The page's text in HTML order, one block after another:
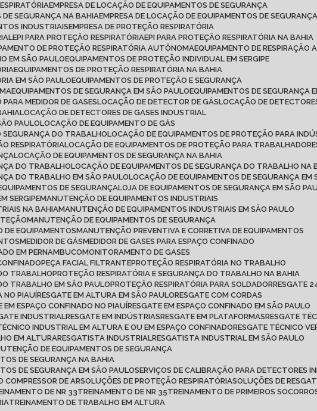
EMPRESA DE LOCAÇÃO DE EQUIPAMENTOS DE SEGURANÇA
DE SEGURANÇA NA BAHIA EMPRESA DE LOCAÇÃO DE EQUIPAMENTOS DE
INDUSTRIAIS EMPRESA DE PROTEÇÃO RESPIRATÓRIA
EPI PARA PROTEÇÃO RESPIRATÓRIA EPI PARA PROTEÇÃO RESPIRATÓRIA NA BAHIA
DE PROTEÇÃO RESPIRATÓRIA AUTÔNOMA EQUIPAMENTO DE RESPIRAÇÃO
EM SÃO PAULO EQUIPAMENTOS DE PROTEÇÃO INDIVIDUAL EM SERGIPE
EQUIPAMENTOS DE PROTEÇÃO RESPIRATÓRIA NA BAHIA
EM SÃO PAULO EQUIPAMENTOS DE PROTEÇÃO E SEGURANÇA
EQUIPAMENTOS DE SEGURANÇA EM SÃO PAULO EQUIPAMENTOS DE SEGURANÇA
PARA MEDIDOR DE GASES LOCAÇÃO DE DETECTOR DE GÁS LOCAÇÃO DE
LOCAÇÃO DE DETECTORES DE GASES INDUSTRIAL
PAULO LOCAÇÃO DE EQUIPAMENTO DE GÁS
SEGURANÇA DO TRABALHO LOCAÇÃO DE EQUIPAMENTOS DE PROTEÇÃO PARA
RESPIRATÓRIA LOCAÇÃO DE EQUIPAMENTOS DE PROTEÇÃO PARA
LOCAÇÃO DE EQUIPAMENTOS DE SEGURANÇA NA BAHIA
DO TRABALHO LOCAÇÃO DE EQUIPAMENTOS DE SEGURANÇA DO TRABALHO NA
DO TRABALHO EM SÃO PAULO LOCAÇÃO DE EQUIPAMENTOS DE SEGURANÇA EM
DE SEGURANÇA LOJA DE EQUIPAMENTOS DE SEGURANÇA EM SÃO
SERGIPE
MANUTENÇÃO DE EQUIPAMENTOS INDUSTRIAIS
NA BAHIA
MANUTENÇÃO DE EQUIPAMENTOS INDUSTRIAIS EM SÃO PAULO
MANUTENÇÃO DE EQUIPAMENTOS DE SEGURANÇA
DE EQUIPAMENTOS
MANUTENÇÃO PREVENTIVA E CORRETIVA DE EQUIPAMENTOS
MEDIDOR DE GÁS
MEDIDOR DE GASES PARA ESPAÇO CONFINADO
EM PERNAMBUCO
MONITORAMENTO DE GASES
PEÇA FACIAL FILTRANTE PROTEÇÃO RESPIRATÓRIA NO TRABALHO
TRABALHO PROTEÇÃO RESPIRATÓRIA E SEGURANÇA DO TRABALHO NA BAHIA
TRABALHO EM SÃO PAULO PROTEÇÃO RESPIRATÓRIA PARA SOLDADOR RESGATE
NO PIAUÍ RESGATE EM ALTURA EM SÃO PAULO RESGATE COM CORDAS
EM ESPAÇO CONFINADO NO PIAUÍ RESGATE EM ESPAÇO CONFINADO EM SÃO PAULO
INDUSTRIAL RESGATE EM INDÚSTRIAS RESGATE EM PLATAFORMAS RESGATE
INDUSTRIAL EM ALTURA E OU EM ESPAÇO CONFINADO RESGATE TÉCNICO
EM ALTURA RESGATISTA INDUSTRIAL RESGATISTA INDUSTRIAL EM SÃO PAULO
DE EQUIPAMENTOS DE SEGURANÇA
DE SEGURANÇA NA BAHIA
DE SEGURANÇA EM SÃO PAULO SERVIÇOS DE CALIBRAÇÃO PARA DETECTORES
COMPRESSOR DE AR SOLUÇÕES DE PROTEÇÃO RESPIRATÓRIA SOLUÇÕES DE
DE NR 33 TREINAMENTO DE NR 35
TREINAMENTO DE PRIMEIROS
TREINAMENTO DE TRABALHO EM ALTURA